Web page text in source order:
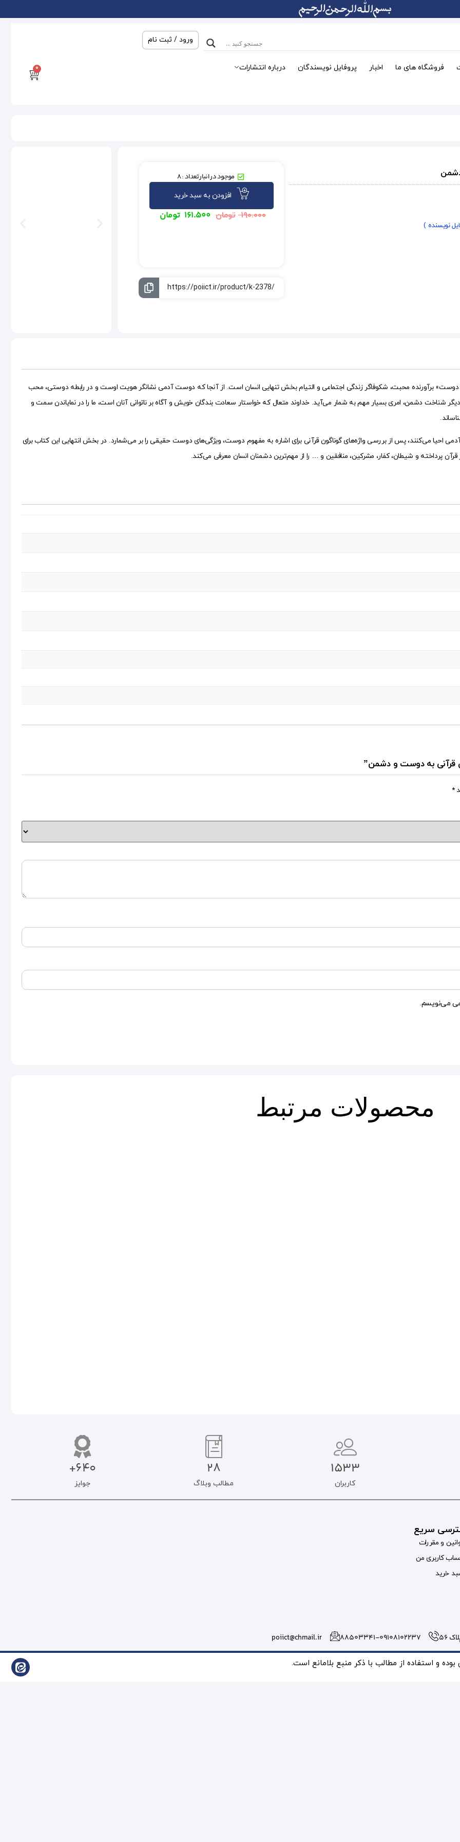
ورود / ثبت نام
فروشگاه های ما اخبار پروفایل نویسندگان درباره انتشارات 0
نویسنده )
موجود در انبارتعداد : 8
افزودن به سبد خرید
۱۹۰.۰۰۰ تومان ۱۶۱.۵۰۰ تومان
برآورنده محبت، شکوفاگر زندگی اجتماعی و التیام بخش تنهایی انسان است. از آنجا که دوست آدمی نشانگر هویت اوست و در رابطه دوستی، محب
دشمن، امری بسیار مهم به شمار می‌آید. خداوند متعال که خواستار سعادت بندگان خویش و آگاه بر ناتوانی آنان است، ما را در نمایاندن سمت و
احیا می‌کنند، پس از بررسی واژه‌های گوناگون قرآنی برای اشاره به مفهوم دوست، ویژگی‌های دوست حقیقی را بر می‌‌‌شمارد. در بخش انتهایی این کتاب برای
پرداخته و شیطان، کفار، مشرکین، منافقین و … را از مهم‌ترین دشمنان انسان معرفی می‌کند.
قرآنی به دوست و دشمن”
*
می‌نویسم.
محصولات مرتبط
1533
کاربران
28
مطالب وبلاگ
640+
جوایز
سریع
و مقررات
کاربری من
خرید
56 ۸۸۵۰۳۳۴۱-09108102237 poiict@chmail.ir
و استفاده از مطالب با ذکر منبع بلامانع است.